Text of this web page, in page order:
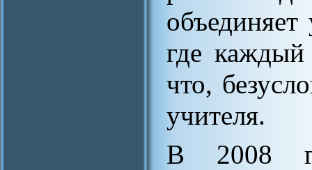
где каждый
что,
учителя.
В 2008